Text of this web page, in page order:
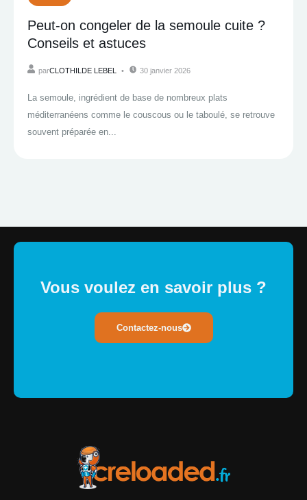
Peut-on congeler de la semoule cuite ?
Conseils et astuces
parCLOTHILDE LEBEL 30 janvier 2026
La semoule, ingrédient de base de nombreux plats
méditerranéens comme le couscous ou le taboulé, se retrouve
souvent préparée en...
Vous voulez en savoir plus ?
Contactez-nous